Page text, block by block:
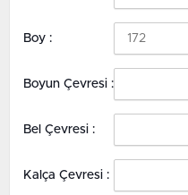
Boy :
Boyun Çevresi :
Bel Çevresi :
Kalça Çevresi :